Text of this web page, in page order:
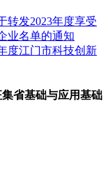
转发2023年度享受
业名单的通知
度江门市科技创新
省基础与应用基础